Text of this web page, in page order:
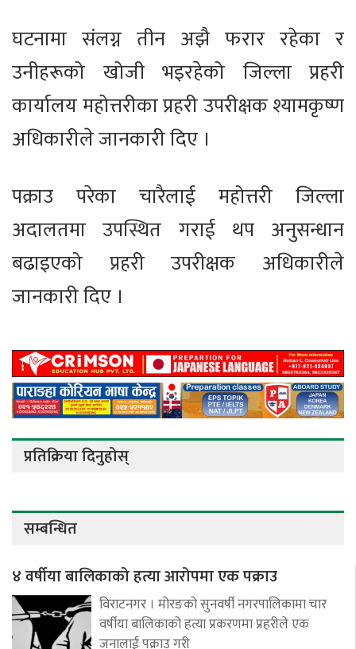
घटनामा संलग्न तीन अझै फरार रहेका र
उनीहरूको खोजी भइरहेको जिल्ला प्रहरी
कार्यालय महोत्तरीका प्रहरी उपरीक्षक श्यामकृष्ण
अधिकारीले जानकारी दिए ।
पक्राउ परेका चारैलाई महोत्तरी जिल्ला
अदालतमा उपस्थित गराई थप अनुसन्धान
बढाइएको प्रहरी उपरीक्षक अधिकारीले
जानकारी दिए ।
प्रतिक्रिया दिनुहोस्
सम्बन्धित
४ वर्षीया बालिकाको हत्या आरोपमा एक पक्राउ
विराटनगर । मोरङको सुनवर्षी नगरपालिकामा चार
वर्षीया बालिकाको हत्या प्रकरणमा प्रहरीले एक
जनालाई पक्राउ गरी